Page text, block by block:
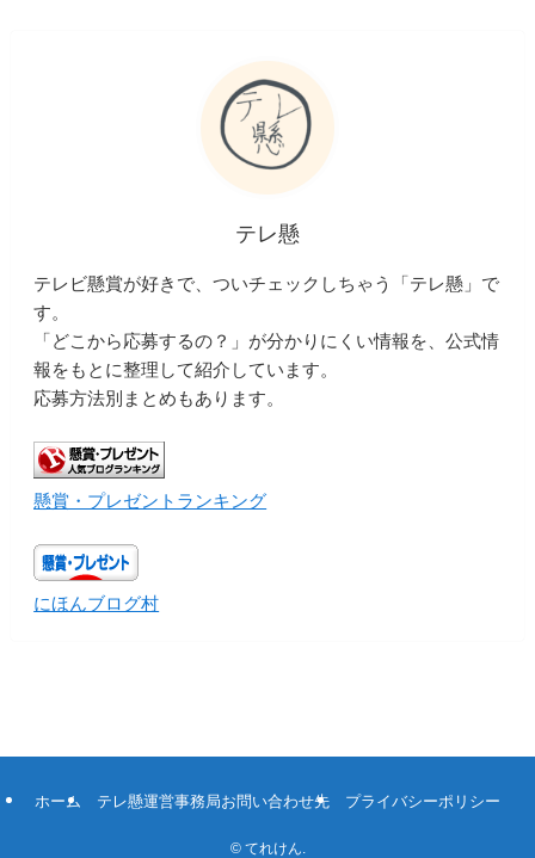
テレ懸
テレビ懸賞が好きで、ついチェックしちゃう「テレ懸」で
す。
「どこから応募するの？」が分かりにくい情報を、公式情
報をもとに整理して紹介しています。
応募方法別まとめもあります。
懸賞・プレゼントランキング
にほんブログ村
ホーム テレ懸運営事務局お問い合わせ先 プライバシーポリシー
©てれけん.